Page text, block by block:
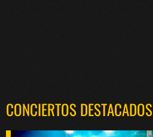
CONCIERTOS DESTACADOS